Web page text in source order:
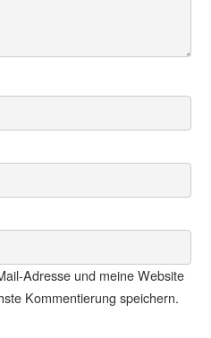
Adresse und meine Website
Kommentierung speichern.